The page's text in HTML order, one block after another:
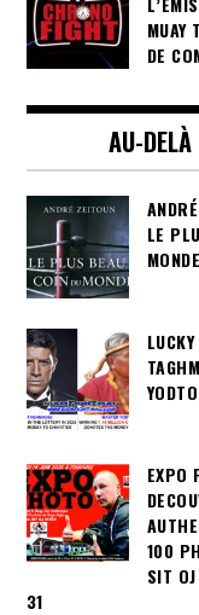
MUAY
DE
AU-
LE
MONDE
EXPO
100
SIT
31